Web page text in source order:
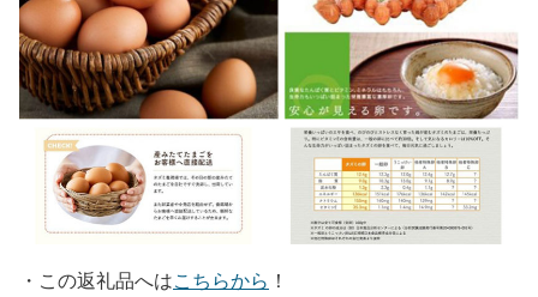
・ この返礼品へはこちらから ！